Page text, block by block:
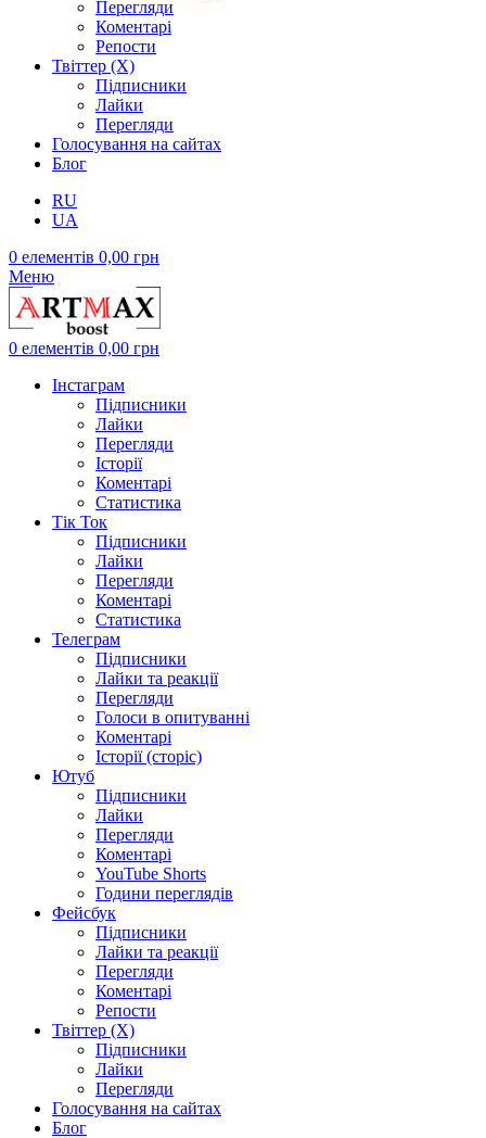
Перегляди
Коментарі
Репости
Твіттер (X)
Підписники
Лайки
Перегляди
Голосування на сайтах
Блог
RU
UA
0 елементів 0,00 грн
Меню
0 елементів 0,00 грн
Інстаграм
Підписники
Лайки
Перегляди
Історії
Коментарі
Статистика
Тік Ток
Підписники
Лайки
Перегляди
Коментарі
Статистика
Телеграм
Підписники
Лайки та реакції
Перегляди
Голоси в опитуванні
Коментарі
Історії (сторіс)
Ютуб
Підписники
Лайки
Перегляди
Коментарі
YouTube Shorts
Години переглядів
Фейсбук
Підписники
Лайки та реакції
Перегляди
Коментарі
Репости
Твіттер (X)
Підписники
Лайки
Перегляди
Голосування на сайтах
Блог